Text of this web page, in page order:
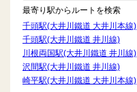
最寄り駅からルートを検索
千頭駅(大井川鐵道 大井川本線)
千頭駅(大井川鐵道 井川線)
川根両国駅(大井川鐵道 井川線)
沢間駅(大井川鐵道 井川線)
崎平駅(大井川鐵道 大井川本線)